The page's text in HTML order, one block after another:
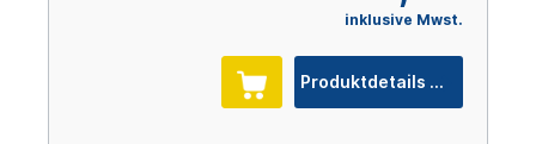
inklusive Mwst.
Produktdetails